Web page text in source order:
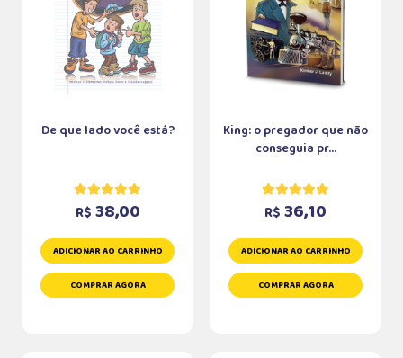
De que lado você está?
R$ 38,00
ADICIONAR AO CARRINHO
COMPRAR AGORA
King: o pregador que não
conseguia pr...
R$ 36,10
ADICIONAR AO CARRINHO
COMPRAR AGORA